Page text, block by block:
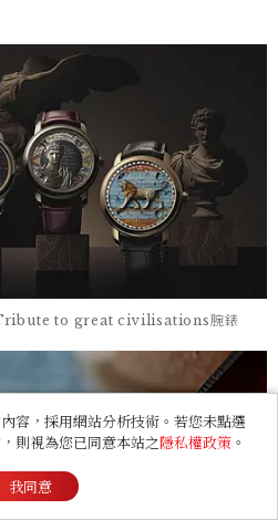
to great civilisations腕錶
容，採用網站分析技術。若您未點選
則視為您已同意本站之隱私權政策 。
我同意